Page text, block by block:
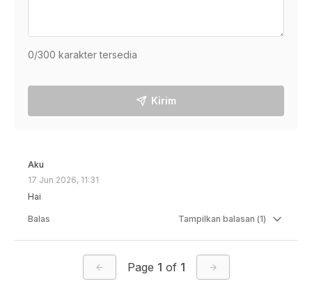
0/300 karakter tersedia
Kirim
Aku
17 Jun 2026, 11:31
Hai
Balas Tampilkan balasan (1)
Page 1 of 1